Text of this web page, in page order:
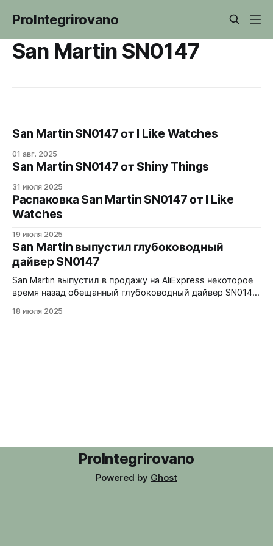
ProIntegrirovano
San Martin SN0147
San Martin SN0147 от I Like Watches
01 авг. 2025
San Martin SN0147 от Shiny Things
31 июля 2025
Распаковка San Martin SN0147 от I Like
Watches
19 июля 2025
San Martin выпустил глубоководный
дайвер SN0147
San Martin выпустил в продажу на AliExpress некоторое
время назад обещанный глубоководный дайвер SN0147.
том числе и безель), 43 мм в диаметре, 15,9 мм
18 июля 2025
ProIntegrirovano
Powered by Ghost